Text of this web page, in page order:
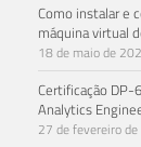
Como instalar e
máquina virtual
18 de maio de
Certificação DP-
Analytics
27 de fevereiro